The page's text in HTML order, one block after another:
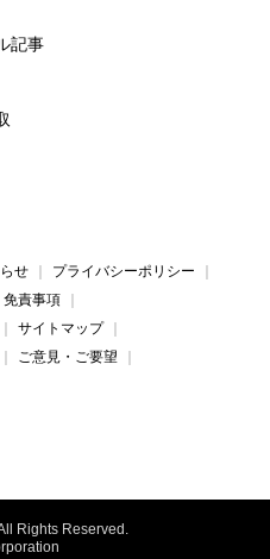
記事
せ
プライバシーポリシー
免責事項
サイトマップ
ご意見・ご要望
Rights Reserved.